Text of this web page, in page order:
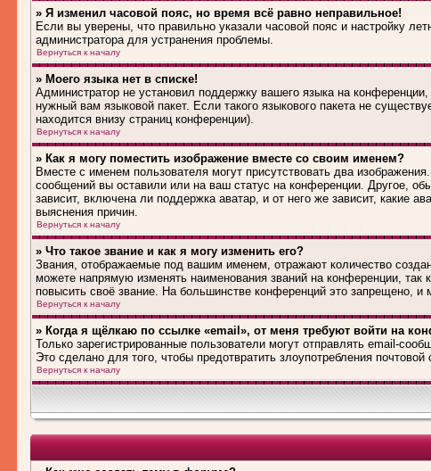
» Я изменил часовой пояс, но время всё равно неправильное!
Если вы уверены, что правильно указали часовой пояс и настройку
администратора для устранения проблемы.
Вернуться к началу
» Моего языка нет в списке!
Администратор не установил поддержку вашего языка на
нужный вам языковой пакет. Если такого языкового пакета не
находится внизу страниц конференции).
Вернуться к началу
» Как я могу поместить изображение вместе со своим именем?
Вместе с именем пользователя могут присутствовать два
сообщений вы оставили или на ваш статус на конференции. Другое,
зависит, включена ли поддержка аватар, и от него же зависит, какие
выяснения причин.
Вернуться к началу
» Что такое звание и как я могу изменить его?
Звания, отображаемые под вашим именем, отражают количество
можете напрямую изменять наименования званий на конференции,
повысить своё звание. На большинстве конференций это запрещено, и
Вернуться к началу
» Когда я щёлкаю по ссылке «email», от меня требуют войти на
Только зарегистрированные пользователи могут отправлять email-
Это сделано для того, чтобы предотвратить злоупотребления
Вернуться к началу